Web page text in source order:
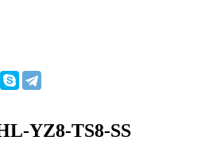
YZ8-TS8-SS